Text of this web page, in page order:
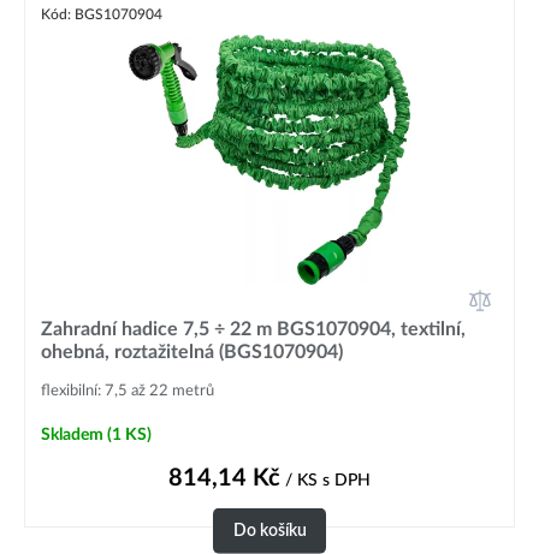
Kód: BGS1070904
Zahradní hadice 7,5 ÷ 22 m BGS1070904, textilní,
ohebná, roztažitelná (BGS1070904)
flexibilní: 7,5 až 22 metrů
Skladem (1 KS)
814,14 Kč / KS s DPH
Do košíku